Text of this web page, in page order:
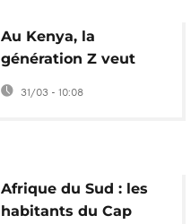
Au Kenya, la
génération Z veut
reprendre le pouvoir
par les urnes
31/03 - 10:08
Afrique du Sud : les
habitants du Cap